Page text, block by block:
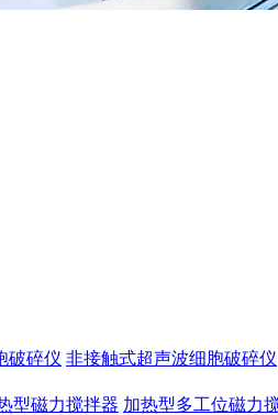
破碎仪 非接触式超声波细胞破碎仪
型磁力搅拌器 加热型多工位磁力